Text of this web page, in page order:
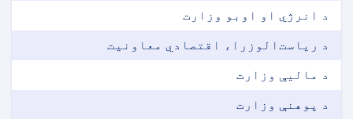
د انرژي او اوبو وزارت
د ریاست‌الوزراء اقتصادي معاونیت
د مالیې وزارت
د پوهنې وزارت